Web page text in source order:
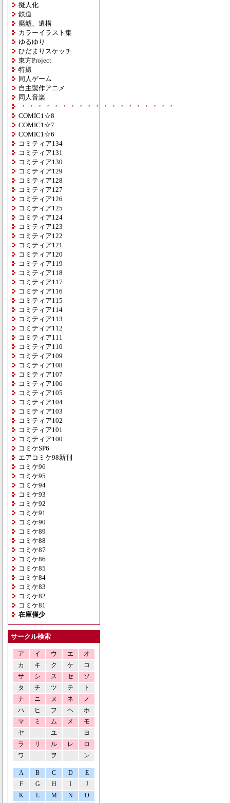
擬人化
鉄道
廃墟、遺構
カラーイラスト集
ゆるゆり
ひだまりスケッチ
東方Project
特撮
同人ゲーム
自主製作アニメ
同人音楽
・・・・・・・・・・・・・・・・・・・
COMIC1☆8
COMIC1☆7
COMIC1☆6
コミティア134
コミティア131
コミティア130
コミティア129
コミティア128
コミティア127
コミティア126
コミティア125
コミティア124
コミティア123
コミティア122
コミティア121
コミティア120
コミティア119
コミティア118
コミティア117
コミティア116
コミティア115
コミティア114
コミティア113
コミティア112
コミティア111
コミティア110
コミティア109
コミティア108
コミティア107
コミティア106
コミティア105
コミティア104
コミティア103
コミティア102
コミティア101
コミティア100
コミケSP6
エアコミケ98新刊
コミケ96
コミケ95
コミケ94
コミケ93
コミケ92
コミケ91
コミケ90
コミケ89
コミケ88
コミケ87
コミケ86
コミケ85
コミケ84
コミケ83
コミケ82
コミケ81
在庫僅少
サークル検索
ア イ ウ エ
オ
カ
キ ク ケ
コ
サ
シ ス セ
ソ
タ
チ ツ テ
ト
ナ
ニ ヌ ネ
ノ
ハ
ヒ フ ヘ
ホ
マ
ミ ム メ
モ
ヤ
ユ
ヨ
ラ
リ ル レ
ロ
ワ
ヲ ン
A B C D
E
F
G H I
J
K
L M N O